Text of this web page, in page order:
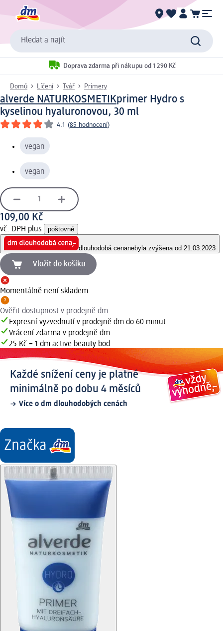
Hledat a najít
Doprava zdarma při nákupu od 1 290 Kč
Domů Líčení Tvář Primery
alverde NATURKOSMETIKprimer Hydro s
kyselinou hyaluronovou, 30 ml
4.1 (85 hodnocení)
vegan
vegan
109,00 Kč
vč. DPH plus poštovné
dlouhodobá cenanebyla zvýšena od 21.03.2023
Vložit do košíku
Momentálně není skladem
Ověřit dostupnost v prodejně dm
Expresní vyzvednutí v prodejně dm do 60 minut
Vrácení zdarma v prodejně dm
25 Kč = 1 dm active beauty bod
Každé snížení ceny je platné
minimálně po dobu 4 měsíců
Více o dm dlouhodobých cenách